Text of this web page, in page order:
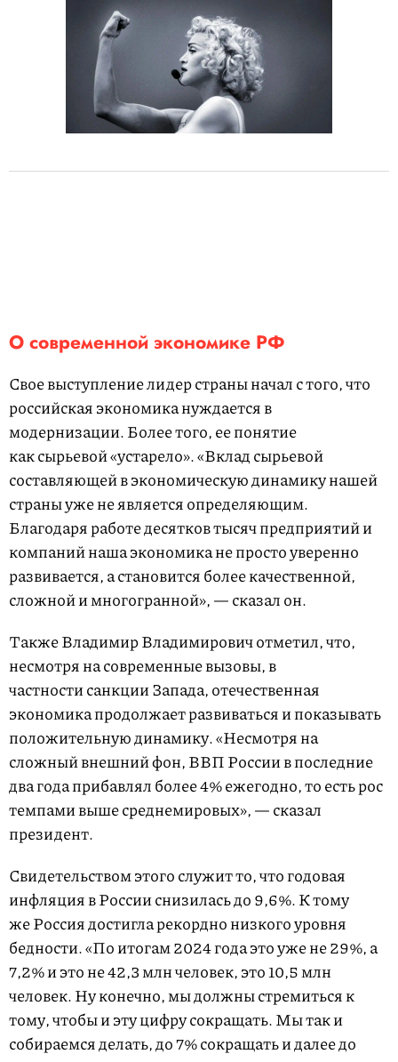
О современной экономике РФ
Свое выступление лидер страны начал с того, что
российская экономика нуждается в
модернизации. Более того, ее понятие
как сырьевой «устарело». «Вклад сырьевой
составляющей в экономическую динамику нашей
страны уже не является определяющим.
Благодаря работе десятков тысяч предприятий и
компаний наша экономика не просто уверенно
развивается, а становится более качественной,
сложной и многогранной», — сказал он.
Также Владимир Владимирович отметил, что,
несмотря на современные вызовы, в
частности санкции Запада, отечественная
экономика продолжает развиваться и показывать
положительную динамику. «Несмотря на
сложный внешний фон, ВВП России в последние
два года прибавлял более 4% ежегодно, то есть рос
темпами выше среднемировых», — сказал
президент.
Свидетельством этого служит то, что годовая
инфляция в России снизилась до 9,6%. К тому
же Россия достигла рекордно низкого уровня
бедности. «По итогам 2024 года это уже не 29%, а
7,2% и это не 42,3 млн человек, это 10,5 млн
человек. Ну конечно, мы должны стремиться к
тому, чтобы и эту цифру сокращать. Мы так и
собираемся делать, до 7% сокращать и далее до